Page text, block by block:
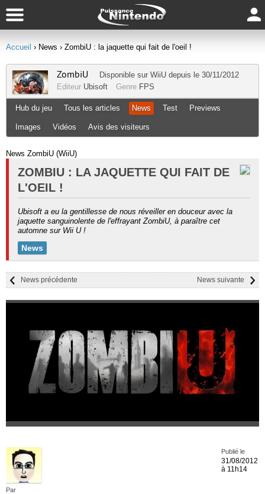
Accueil › News › ZombiU : la jaquette qui fait de l'oeil !
ZombiU Disponible sur WiiU depuis le 30/11/2012
Editeur Ubisoft Genre FPS
Hub du jeu Tous les articles News Test Previews
Images Vidéos Avis des visiteurs
News ZombiU (WiiU)
ZOMBIU : LA JAQUETTE QUI FAIT DE
L'OEIL !
Ubisoft a eu la gentillesse de nous réveiller en douceur avec la
jaquette sanguinolente de l'effrayant ZombiU, à paraître cet
automne sur Wii U !
News
News suivante
News précédente
Par
Publié le
31/08/2012
à 11h14